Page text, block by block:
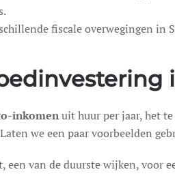
fiscale overwegingen in
inkomenuit huur per jaar, het
we een paar voorbeelden
een van de duurste wijken, voor